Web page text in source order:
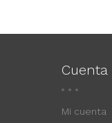
Cuenta
Mi cuenta